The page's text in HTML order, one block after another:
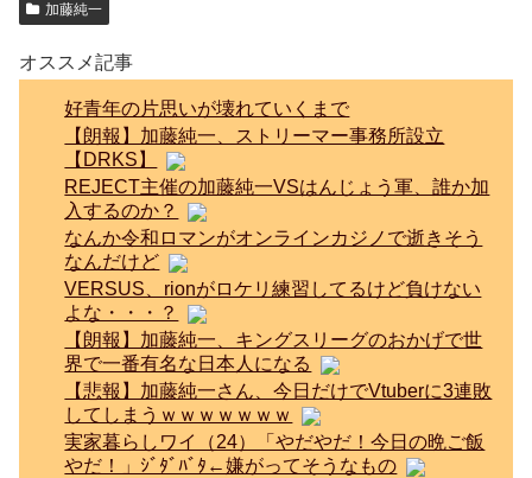
加藤純一
オススメ記事
好青年の片思いが壊れていくまで
【朗報】加藤純一、ストリーマー事務所設立
【DRKS】
REJECT主催の加藤純一VSはんじょう軍、誰か加
入するのか？
なんか令和ロマンがオンラインカジノで逝きそう
なんだけど
VERSUS、rionがロケリ練習してるけど負けない
よな・・・？
【朗報】加藤純一、キングスリーグのおかげで世
界で一番有名な日本人になる
【悲報】加藤純一さん、今日だけでVtuberに3連敗
してしまうｗｗｗｗｗｗｗ
実家暮らしワイ（24）「やだやだ！今日の晩ご飯
やだ！」ｼﾞﾀﾞﾊﾞﾀ←嫌がってそうなもの